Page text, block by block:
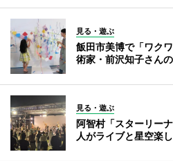
見る・遊ぶ
飯田市美博で「ワク
術家・前沢知子さん
見る・遊ぶ
阿智村「スターリー
人がライブと星空楽